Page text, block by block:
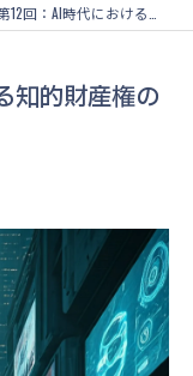
：AI時代における知的財産権の変革と未来
知的財産権の